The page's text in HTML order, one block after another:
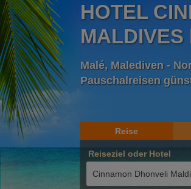
HOTEL
MALDIVES
Malé, Malediven -
Pauschalreisen
Reise
Reiseziel oder Hotel